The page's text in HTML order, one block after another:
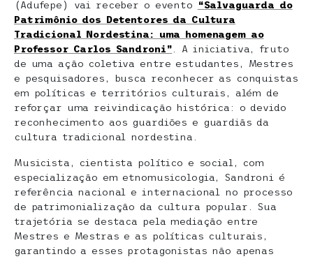
(Adufepe) vai receber o evento
“Salvaguarda do
Patrimônio dos Detentores da Cultura
Tradicional Nordestina: uma homenagem ao
Professor Carlos Sandroni” . A iniciativa, fruto
de uma ação coletiva entre estudantes, Mestres
e pesquisadores, busca reconhecer as conquistas
em políticas e territórios culturais, além de
reforçar uma reivindicação histórica: o devido
reconhecimento aos guardiões e guardiãs da
cultura tradicional nordestina.
Musicista, cientista político e social, com
especialização em etnomusicologia, Sandroni é
referência nacional e internacional no processo
de patrimonialização da cultura popular. Sua
trajetória se destaca pela mediação entre
Mestres e Mestras e as políticas culturais,
garantindo a esses protagonistas não apenas